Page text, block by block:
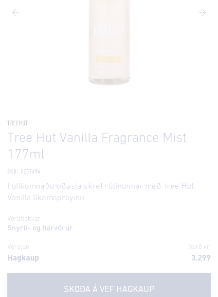
TREEHUT
Tree Hut Vanilla Fragrance Mist
177ml
SKU: 1257694
Fullkomnaðu síðasta skref rútínunnar með Tree Hut
Vanilla líkamspreyinu.
Vöruflokkar
Snyrti- og hárvörur
Verslun Verð kr.
Hagkaup 3.299
SKOÐA Á VEF HAGKAUP